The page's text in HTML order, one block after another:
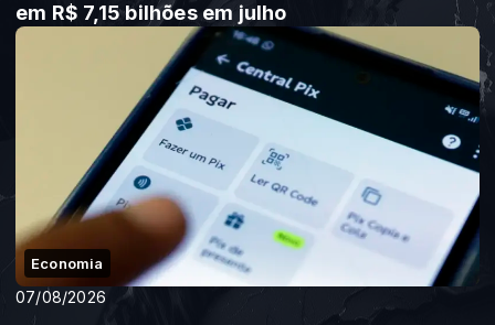
em R$ 7,15 bilhões em julho
Economia
07/08/2026